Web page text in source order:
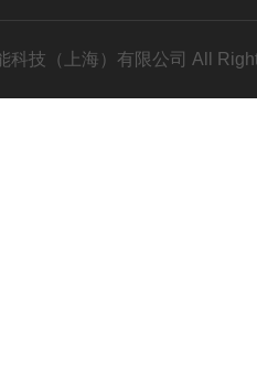
科技（上海）有限公司 All